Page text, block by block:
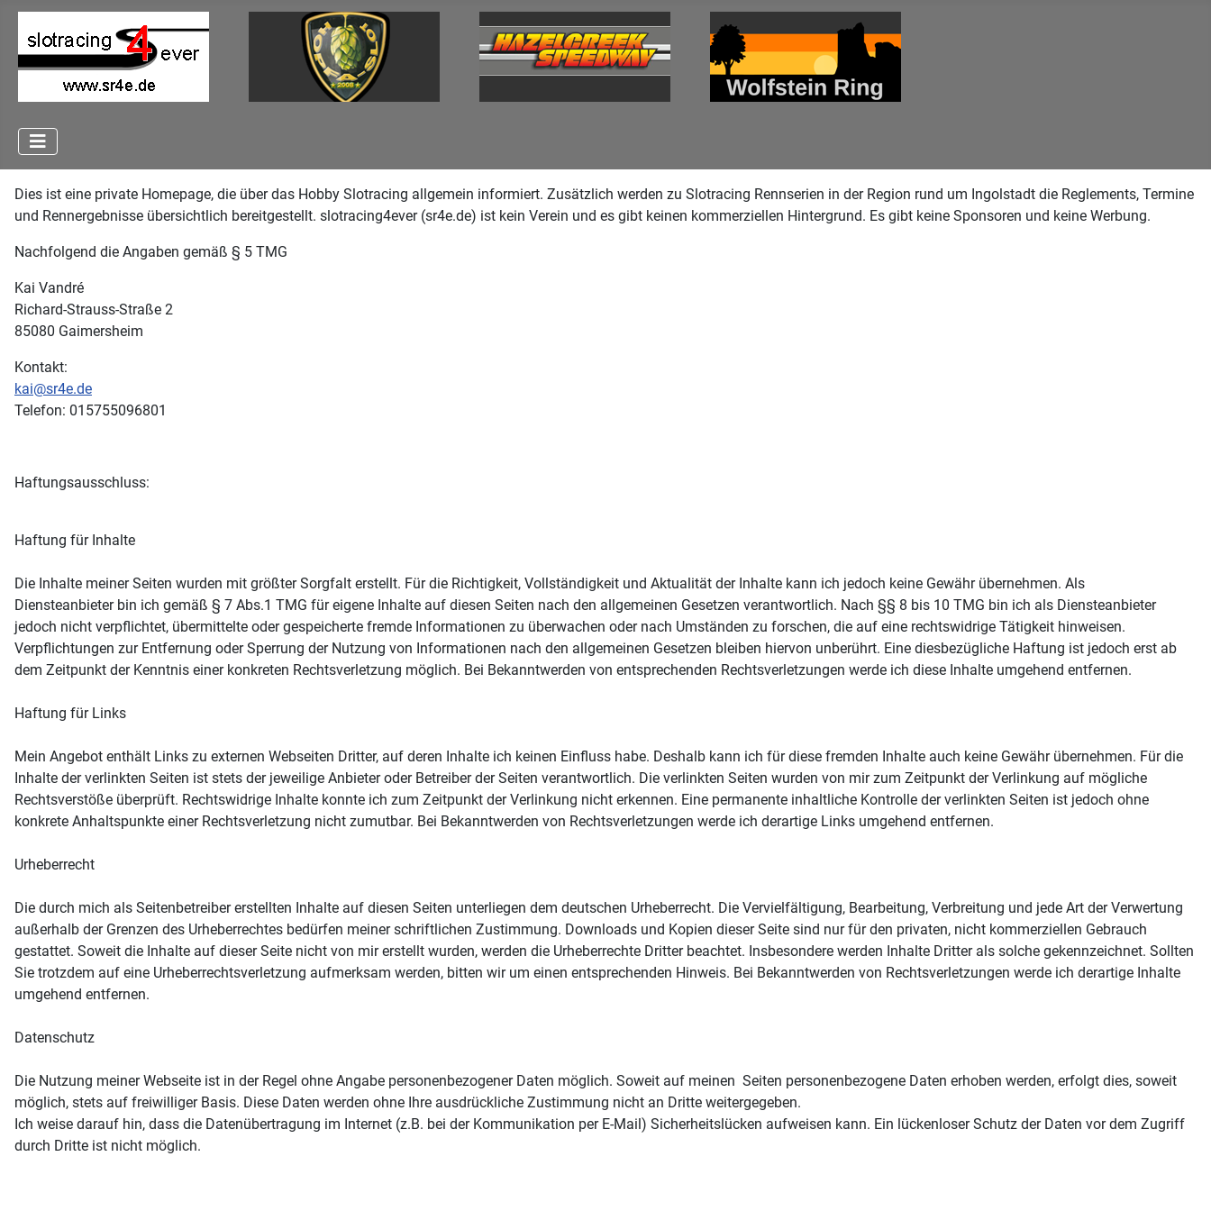
Dies ist eine private Homepage, die über das Hobby Slotracing allgemein informiert. Zusätzlich werden zu Slotracing Rennserien in der Region rund um Ingolstadt die Reglements, Termine
und Rennergebnisse übersichtlich bereitgestellt. slotracing4ever (sr4e.de) ist kein Verein und es gibt keinen kommerziellen Hintergrund. Es gibt keine Sponsoren und keine Werbung.
Nachfolgend die Angaben gemäß § 5 TMG
Kai Vandré
Richard-Strauss-Straße 2
85080 Gaimersheim
Kontakt:
kai@sr4e.de
Telefon: 015755096801
Haftungsausschluss:
Haftung für Inhalte
Die Inhalte meiner Seiten wurden mit größter Sorgfalt erstellt. Für die Richtigkeit, Vollständigkeit und Aktualität der Inhalte kann ich jedoch keine Gewähr übernehmen. Als
Diensteanbieter bin ich gemäß § 7 Abs.1 TMG für eigene Inhalte auf diesen Seiten nach den allgemeinen Gesetzen verantwortlich. Nach §§ 8 bis 10 TMG bin ich als Diensteanbieter
jedoch nicht verpflichtet, übermittelte oder gespeicherte fremde Informationen zu überwachen oder nach Umständen zu forschen, die auf eine rechtswidrige Tätigkeit hinweisen.
Verpflichtungen zur Entfernung oder Sperrung der Nutzung von Informationen nach den allgemeinen Gesetzen bleiben hiervon unberührt. Eine diesbezügliche Haftung ist jedoch erst ab
dem Zeitpunkt der Kenntnis einer konkreten Rechtsverletzung möglich. Bei Bekanntwerden von entsprechenden Rechtsverletzungen werde ich diese Inhalte umgehend entfernen.
Haftung für Links
Mein Angebot enthält Links zu externen Webseiten Dritter, auf deren Inhalte ich keinen Einfluss habe. Deshalb kann ich für diese fremden Inhalte auch keine Gewähr übernehmen. Für die
Inhalte der verlinkten Seiten ist stets der jeweilige Anbieter oder Betreiber der Seiten verantwortlich. Die verlinkten Seiten wurden von mir zum Zeitpunkt der Verlinkung auf mögliche
Rechtsverstöße überprüft. Rechtswidrige Inhalte konnte ich zum Zeitpunkt der Verlinkung nicht erkennen. Eine permanente inhaltliche Kontrolle der verlinkten Seiten ist jedoch ohne
konkrete Anhaltspunkte einer Rechtsverletzung nicht zumutbar. Bei Bekanntwerden von Rechtsverletzungen werde ich derartige Links umgehend entfernen.
Urheberrecht
Die durch mich als Seitenbetreiber erstellten Inhalte auf diesen Seiten unterliegen dem deutschen Urheberrecht. Die Vervielfältigung, Bearbeitung, Verbreitung und jede Art der Verwertung
außerhalb der Grenzen des Urheberrechtes bedürfen meiner schriftlichen Zustimmung. Downloads und Kopien dieser Seite sind nur für den privaten, nicht kommerziellen Gebrauch
gestattet. Soweit die Inhalte auf dieser Seite nicht von mir erstellt wurden, werden die Urheberrechte Dritter beachtet. Insbesondere werden Inhalte Dritter als solche gekennzeichnet. Sollten
Sie trotzdem auf eine Urheberrechtsverletzung aufmerksam werden, bitten wir um einen entsprechenden Hinweis. Bei Bekanntwerden von Rechtsverletzungen werde ich derartige Inhalte
umgehend entfernen.
Datenschutz
Die Nutzung meiner Webseite ist in der Regel ohne Angabe personenbezogener Daten möglich. Soweit auf meinen Seiten personenbezogene Daten erhoben werden, erfolgt dies, soweit
möglich, stets auf freiwilliger Basis. Diese Daten werden ohne Ihre ausdrückliche Zustimmung nicht an Dritte weitergegeben.
Ich weise darauf hin, dass die Datenübertragung im Internet (z.B. bei der Kommunikation per E-Mail) Sicherheitslücken aufweisen kann. Ein lückenloser Schutz der Daten vor dem Zugriff
durch Dritte ist nicht möglich.